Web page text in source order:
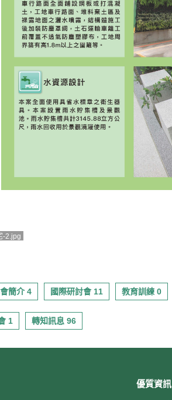
-2.jpg
簡介 4 國際研討會 11 教育訓練 0
1 轉知訊息 96
優質資訊